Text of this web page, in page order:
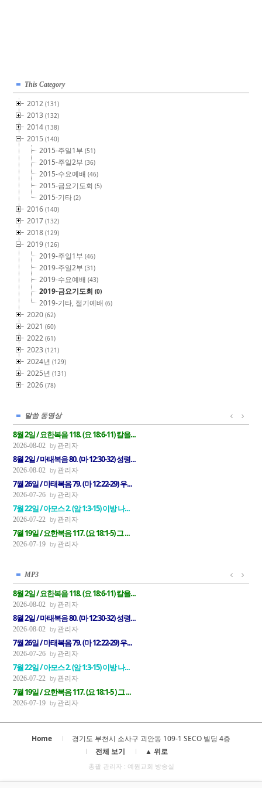
This Category
2012(131)
2013(132)
2014(138)
2015(140)
2015-주일1부(51)
2015-주일2부(36)
2015-수요예배(46)
2015-금요기도회(5)
2015-기타(2)
2016(140)
2017(132)
2018(129)
2019(126)
2019-주일1부(46)
2019-주일2부(31)
2019-수요예배(43)
2019-금요기도회(0)
2019-기타, 절기예배(6)
2020(62)
2021(60)
2022(61)
2023(121)
2024년(129)
2025년(131)
2026(78)
말씀 동영상
8월 2일 / 요한복음 118. (요 18:6-11) 칼을...
2026-08-02 관리자
8월 2일 / 마태복음 80. (마 12:30-32) 성령...
2026-08-02 관리자
7월 26일 / 마태복음 79. (마 12:22-29) 우...
2026-07-26 관리자
7월 22일 / 아모스 2. (암 1:3-15) 이방 나...
2026-07-22 관리자
7월 19일 / 요한복음 117. (요 18:1-5) 그 ...
2026-07-19 관리자
MP3
8월 2일 / 요한복음 118. (요 18:6-11) 칼을...
2026-08-02 관리자
8월 2일 / 마태복음 80. (마 12:30-32) 성령...
2026-08-02 관리자
7월 26일 / 마태복음 79. (마 12:22-29) 우...
2026-07-26 관리자
7월 22일 / 아모스 2. (암 1:3-15) 이방 나...
2026-07-22 관리자
7월 19일 / 요한복음 117. (요 18:1-5 ) 그 ...
2026-07-19 관리자
Home
경기도 부천시 소사구 괴안동 109-1 SECO 빌딩 4층
전체 보기
▲ 위로
총괄 관리자 : 예원교회 방송실